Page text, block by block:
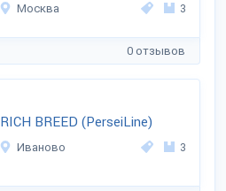
Москва 3
0 отзывов
RICH BREED (PerseiLine)
Иваново 3